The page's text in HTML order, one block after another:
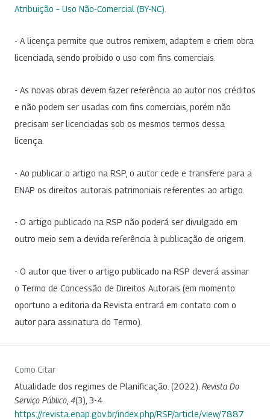
Atribuição – Uso Não-Comercial (BY-NC)
- A licença permite que outros remixem, adaptem e criem obra
licenciada, sendo proibido o uso com fins comerciais.
- As novas obras devem fazer referência ao autor nos créditos
e não podem ser usadas com fins comerciais, porém não
precisam ser licenciadas sob os mesmos termos dessa
licença.
- Ao publicar o artigo na RSP, o autor cede e transfere para a
ENAP os direitos autorais patrimoniais referentes ao artigo.
- O artigo publicado na RSP não poderá ser divulgado em
outro meio sem a devida referência à publicação de origem.
- O autor que tiver o artigo publicado na RSP deverá assinar
o Termo de Concessão de Direitos Autorais (em momento
oportuno a editoria da Revista entrará em contato com o
autor para assinatura do Termo).
Como Citar
Atualidade dos regimes de Planificação. (2022). Revista Do
Serviço Público 4(3), 3-4.
https://revista.enap.gov.br/index.php/RSP/article/view/7887